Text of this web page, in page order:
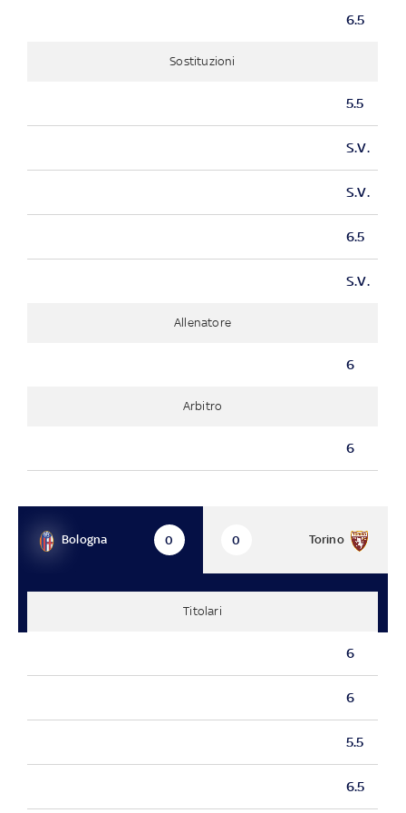
6.5
Sostituzioni
5.5
S.V.
S.V.
6.5
S.V.
Allenatore
6
Arbitro
6
Bologna 0 Torino
0
Titolari
6
6
5.5
6.5